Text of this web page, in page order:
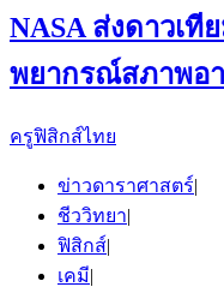
NASA ส่งดาวเที
พยากรณ์สภาพอ
ครูฟิสิกส์ไทย
ข่าวดาราศาสตร์|
ชีววิทยา|
ฟิสิกส์|
เคมี|